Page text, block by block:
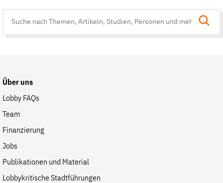
Über uns
Lobby FAQs
Team
Finanzierung
Jobs
Publikationen und Material
Lobbykritische Stadtführungen